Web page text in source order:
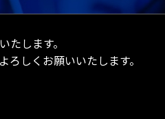
します。
しくお願いいたします。